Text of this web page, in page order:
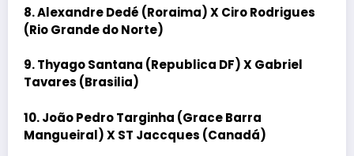
8. Alexandre Dedé (Roraima) X Ciro Rodrigues
(Rio Grande do Norte)
9. Thyago Santana (Republica DF) X Gabriel
Tavares (Brasilia)
10. João Pedro Targinha (Grace Barra
Mangueiral) X ST Jaccques (Canadá)